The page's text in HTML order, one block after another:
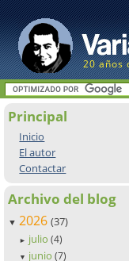
20 años
Principal
Inicio
El autor
Contactar
Archivo del blog
▼ 2026 (37)
► julio (4)
▼ junio (7)